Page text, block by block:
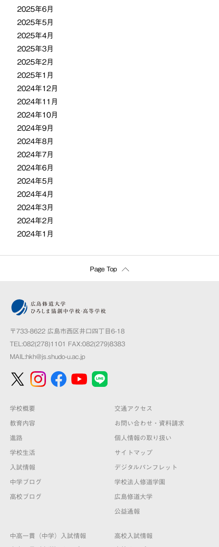
2025年6月
2025年5月
2025年4月
2025年3月
2025年2月
2025年1月
2024年12月
2024年11月
2024年10月
2024年9月
2024年8月
2024年7月
2024年6月
2024年5月
2024年4月
2024年3月
2024年2月
2024年1月
Page Top
〒733-8622 広島市西区井口四丁目6-18
TEL:082(278)1101 FAX:082(279)8383
MAIL:hkh@js.shudo-u.ac.jp
学校概要
教育内容
進路
学校生活
入試情報
中学ブログ
高校ブログ
交通アクセス
お問い合わせ・資料請求
個人情報の取り扱い
サイトマップ
デジタルパンフレット
学校法人修道学園
広島修道大学
公益通報
中高一貫（中学）入試情報 高校入試情報